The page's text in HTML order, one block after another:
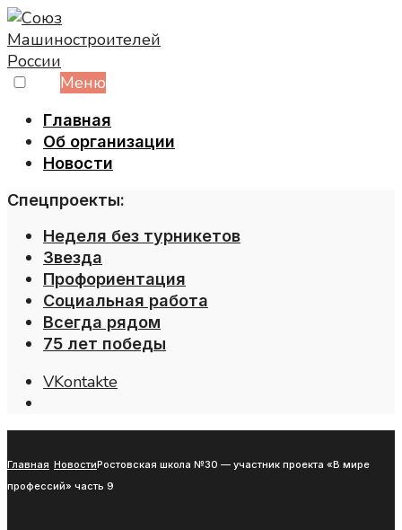
Skip
to
content
Меню
Главная
Об организации
Новости
Спецпроекты:
Неделя без турникетов
Звезда
Профориентация
Социальная работа
Всегда рядом
75 лет победы
VKontakte
Главная НовостиРостовская школа №30 — участник проекта «В мире
профессий» часть 9